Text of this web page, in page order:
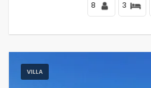
8 3
VILLA